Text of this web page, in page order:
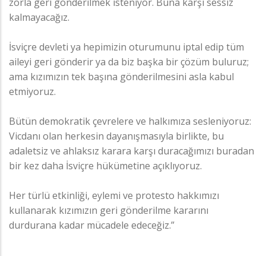
kalmayacağız.
İsviçre devleti ya hepimizin oturumunu iptal edip tüm
aileyi geri gönderir ya da biz başka bir çözüm buluruz;
ama kızımızın tek başına gönderilmesini asla kabul
etmiyoruz.
Bütün demokratik çevrelere ve halkımıza sesleniyoruz:
Vicdanı olan herkesin dayanışmasıyla birlikte, bu
adaletsiz ve ahlaksız karara karşı duracağımızı buradan
bir kez daha İsviçre hükümetine açıklıyoruz.
Her türlü etkinliği, eylemi ve protesto hakkımızı
kullanarak kızımızın geri gönderilme kararını
durdurana kadar mücadele edeceğiz.”